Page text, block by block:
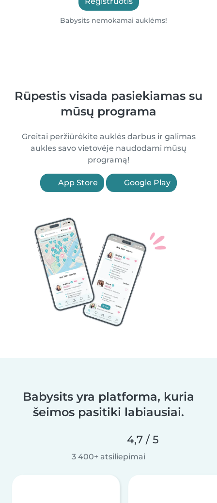
Babysits nemokamai auklėms!
Rūpestis visada pasiekiamas su
mūsų programa
Greitai peržiūrėkite auklės darbus ir galimas
aukles savo vietovėje naudodami mūsų
programą!
App Store Google Play
Babysits yra platforma, kuria
šeimos pasitiki labiausiai.
4,7 / 5
3 400+ atsiliepimai